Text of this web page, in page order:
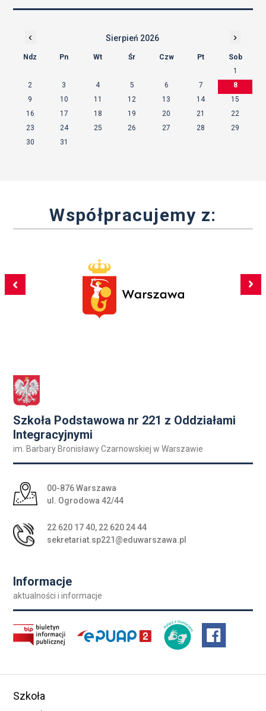
‹ Sierpień 2026 ›
Ndz Pn Wt Śr Czw Pt
Sob
1
2
3 4 5 6 7
8
9
10 11 12 13 14
15
16
17 18 19 20 21
22
23
24 25 26 27 28
29
30
31
Współpracujemy z:
Szkoła Podstawowa nr 221 z Oddziałami
Integracyjnymi
im. Barbary Bronisławy Czarnowskiej w Warszawie
Adres pocztowy:
00-876 Warszawa
ul. Ogrodowa 42/44
22 620 17 40, 22 620 24 44
sekretariat.sp221@eduwarszawa.pl
Informacje
aktualności i informacje
Szkoła